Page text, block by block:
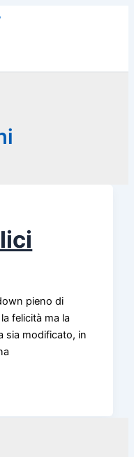
pieno di
felicità ma la
sia modificato, in